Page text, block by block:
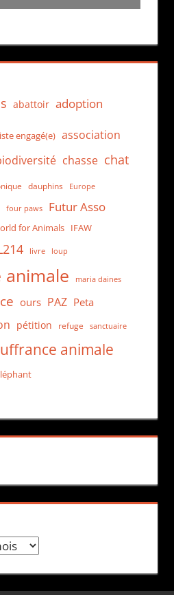
abattoir adoption
engagé(e) association
chasse chat
dauphins Europe
four paws Futur Asso
for Animals IFAW
livre loup
animale maria daines
ours PAZ Peta
pétition refuge sanctuaire
animale